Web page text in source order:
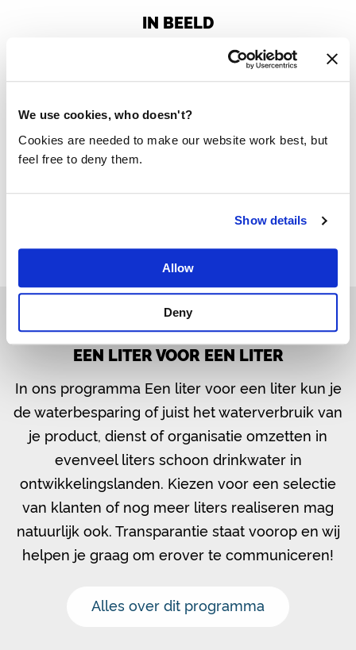
We use cookies, who doesn't?
Cookies are needed to make our website work best, but
feel free to deny them.
Show details
Allow
Deny
IN BEELD
Mood4Food werkt veel in de Fokker Terminal in
Den Haag. Ook de Fokker Terminal is
Bekijk deze ambassadeur
EEN LITER VOOR EEN LITER
In ons programma Een liter voor een liter kun je
de waterbesparing of juist het waterverbruik van
je product, dienst of organisatie omzetten in
evenveel liters schoon drinkwater in
ontwikkelingslanden. Kiezen voor een selectie
van klanten of nog meer liters realiseren mag
natuurlijk ook. Transparantie staat voorop en wij
helpen je graag om erover te communiceren!
Alles over dit programma